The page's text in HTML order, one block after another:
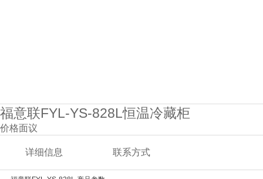
福意联FYL-YS-828L恒温冷藏柜
价格面议
详细信息 联系方式